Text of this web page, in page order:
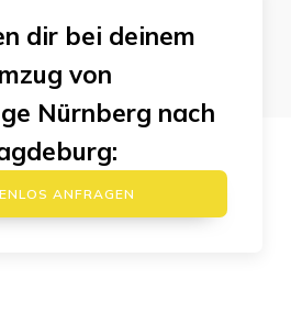
dir bei deinem
von
Nürnberg nach
:
ANFRAGEN